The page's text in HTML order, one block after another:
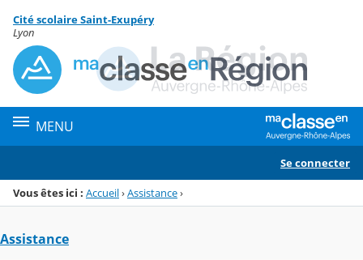
Menu de la rubrique
Contenu
Cité scolaire Saint-Exupéry
Lyon
MENU
Se connecter
Vous êtes ici : Accueil›Assistance›
Assistance